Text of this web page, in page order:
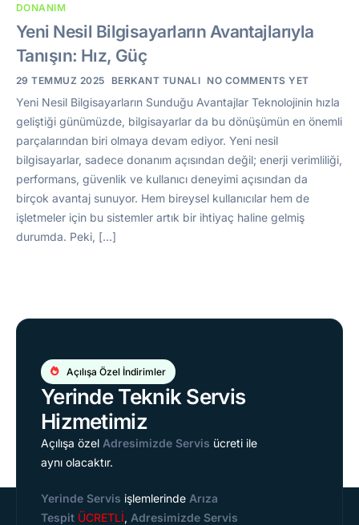
DONANIM
Yeni Nesil Bilgisayarların Avantajlarıyla
Tanışın: Hız, Güç
29 TEMMUZ 2025 BERKANT TUNALI NO COMMENTS YET
Yeni Nesil Bilgisayarların Sunduğu Avantajlar Teknolojinin hızla
geliştiği günümüzde, bilgisayarlar da bu dönüşümün en önemli
parçalarından biri olmaya devam ediyor. Yeni nesil
bilgisayarlar, sadece donanım açısından değil; enerji verimliliği,
performans, güvenlik ve kullanıcı deneyimi açısından da
birçok avantaj sunuyor. Hem bireysel kullanıcılar hem de
işletmeler için bu sistemler artık bir ihtiyaç haline gelmiş
durumda. Peki, […]
Açılışa Özel İndirimler
Yerinde Teknik Servis
Hizmetimiz
Açılışa özel Adresimizde Servis ücreti ile
aynı olacaktır.
Yerinde Servis işlemlerinde Arıza
Tespit ÜCRETLİ, Adresimizde Servis